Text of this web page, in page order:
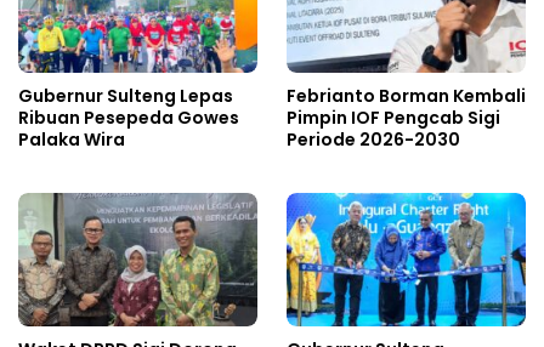
Gubernur Sulteng Lepas
Ribuan Pesepeda Gowes
Palaka Wira
Febrianto Borman Kembali
Pimpin IOF Pengcab Sigi
Periode 2026-2030